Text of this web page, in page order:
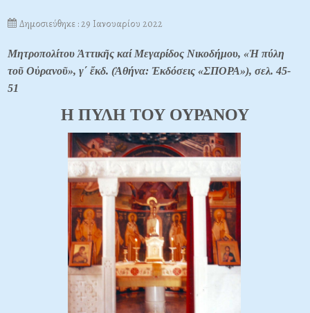
Δημοσιεύθηκε : 29 Ιανουαρίου 2022
Μητροπολίτου Ἀττικῆς καί Μεγαρίδος Νικοδήμου, «Ἡ πύλη
τοῦ Οὐρανοῦ», γ΄ ἔκδ. (Ἀθήνα: Ἐκδόσεις «ΣΠΟΡΑ»), σελ. 45-
51
Η ΠΥΛΗ ΤΟΥ ΟΥΡΑΝΟΥ